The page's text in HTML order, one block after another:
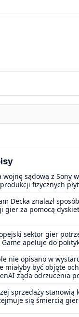
wojnę sądową z Sony
fizycznych
Decka znalazł
gier za pomocą
sektor gier
Game apeluje do
nie opisano w
miałyby być objęte
żąda odrzucenia
sprzedaży stanowią
się śmiercią gier